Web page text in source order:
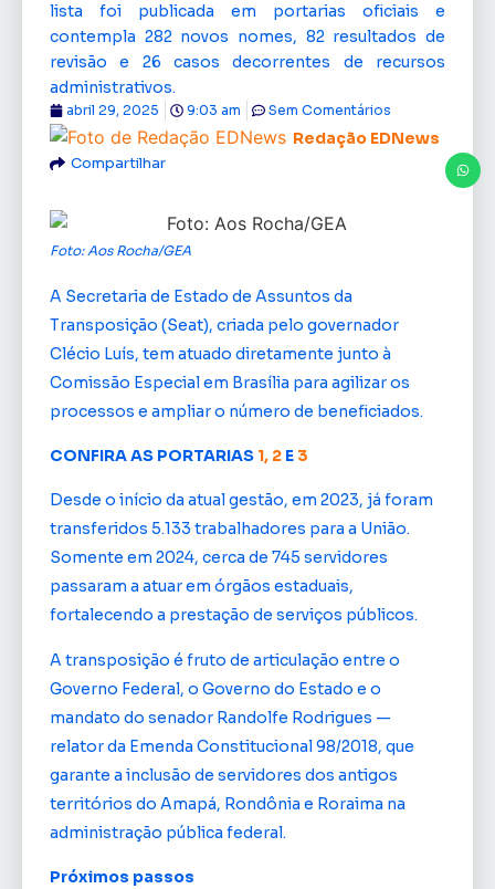
lista foi publicada em portarias oficiais e
contempla 282 novos nomes, 82 resultados de
revisão e 26 casos decorrentes de recursos
administrativos.
Redação EDNews
abril 29, 2025 9:03 am Sem Comentários
Compartilhar
Foto: Aos Rocha/GEA
A Secretaria de Estado de Assuntos da
Transposição (Seat), criada pelo governador
Clécio Luís, tem atuado diretamente junto à
Comissão Especial em Brasília para agilizar os
processos e ampliar o número de beneficiados.
CONFIRA AS PORTARIAS 1, 2 E 3
Desde o início da atual gestão, em 2023, já foram
transferidos 5.133 trabalhadores para a União.
Somente em 2024, cerca de 745 servidores
passaram a atuar em órgãos estaduais,
fortalecendo a prestação de serviços públicos.
A transposição é fruto de articulação entre o
Governo Federal, o Governo do Estado e o
mandato do senador Randolfe Rodrigues —
relator da Emenda Constitucional 98/2018, que
garante a inclusão de servidores dos antigos
territórios do Amapá, Rondônia e Roraima na
administração pública federal.
Próximos passos